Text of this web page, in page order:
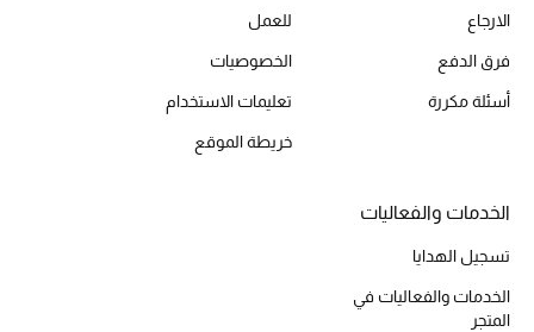
مستحضرات الاستحمام والعناية بالجسم
العناية بالشعر
الجمال في بلوميز
الارجاع
فرق الدفع
أسئلة مكررة
للعمل
الخصوصيات
تعليمات الاستخدام
خريطة الموقع
الخدمات والفعاليات
تسجيل الهدايا
الخدمات والفعاليات في
المتجر